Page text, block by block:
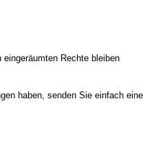
Rechte bleiben
haben, senden Sie einfach eine